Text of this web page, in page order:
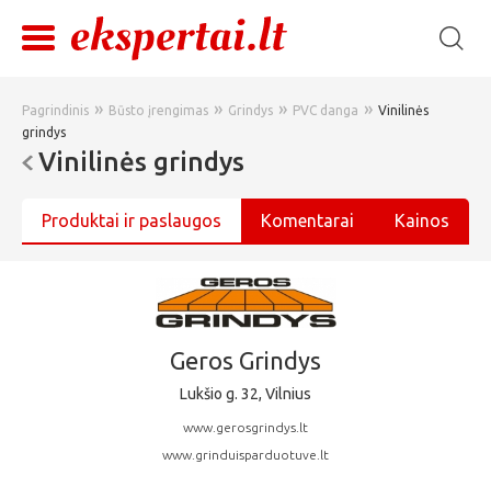
Pagrindinis » Būsto įrengimas » Grindys » PVC danga » Vinilinės
grindys
Vinilinės grindys
Produktai ir paslaugos Komentarai Kainos
Geros Grindys
Lukšio g. 32, Vilnius
www.gerosgrindys.lt
www.grinduisparduotuve.lt